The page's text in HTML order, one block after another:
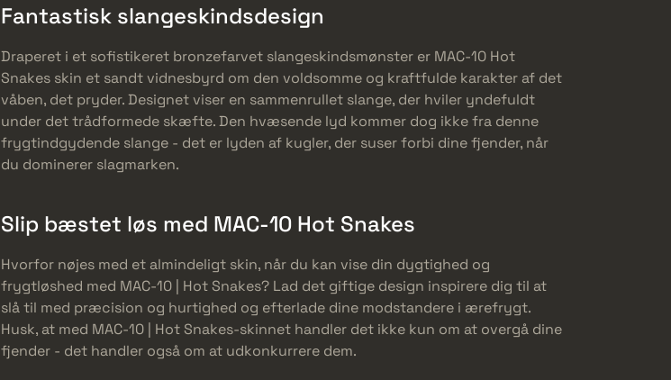
Fantastisk slangeskindsdesign
Draperet i et sofistikeret bronzefarvet slangeskindsmønster er MAC-10 Hot
Snakes skin et sandt vidnesbyrd om den voldsomme og kraftfulde karakter af det
våben, det pryder. Designet viser en sammenrullet slange, der hviler yndefuldt
under det trådformede skæfte. Den hvæsende lyd kommer dog ikke fra denne
frygtindgydende slange - det er lyden af kugler, der suser forbi dine fjender, når
du dominerer slagmarken.
Slip bæstet løs med MAC-10 Hot Snakes
Hvorfor nøjes med et almindeligt skin, når du kan vise din dygtighed og
frygtløshed med MAC-10 | Hot Snakes? Lad det giftige design inspirere dig til at
slå til med præcision og hurtighed og efterlade dine modstandere i ærefrygt.
Husk, at med MAC-10 | Hot Snakes-skinnet handler det ikke kun om at overgå dine
fjender - det handler også om at udkonkurrere dem.